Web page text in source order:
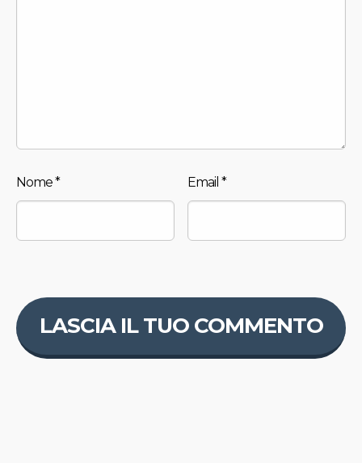
Nome* Email*